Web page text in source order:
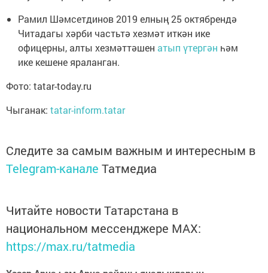
Рамил Шәмсетдинов 2019 елның 25 октябрендә
Читадагы хәрби частьтә хезмәт иткән ике
офицерны, алты хезмәттәшен атып үтергән һәм
ике кешене яраланган.
Фото: tatar-today.ru
Чыганак: tatar-inform.tatar
Следите за самым важным и интересным в
Telegram-канале Татмедиа
Читайте новости Татарстана в
национальном мессенджере MАХ:
https://max.ru/tatmedia